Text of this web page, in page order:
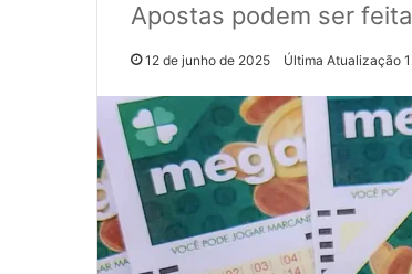
Apostas podem ser
12 de junho de 2025 Última Atualização